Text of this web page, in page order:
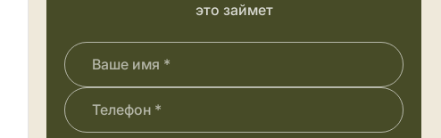
это займет